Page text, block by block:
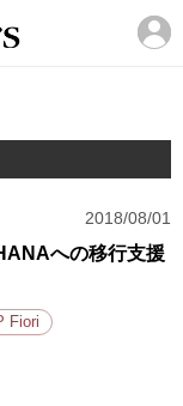
2018/08/01
への移行支援
Fiori